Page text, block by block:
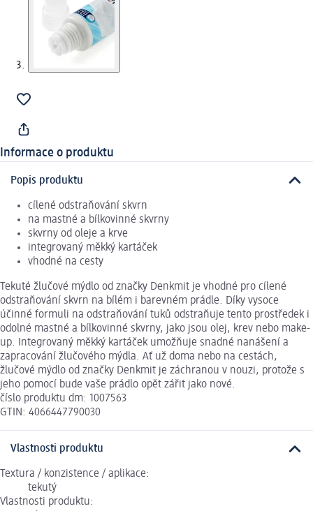
Informace o produktu
Popis produktu
cílené odstraňování skvrn
na mastné a bílkovinné skvrny
skvrny od oleje a krve
integrovaný měkký kartáček
vhodné na cesty
Tekuté žlučové mýdlo od značky Denkmit je vhodné pro cílené
odstraňování skvrn na bílém i barevném prádle. Díky vysoce
účinné formuli na odstraňování tuků odstraňuje tento prostředek i
odolné mastné a bílkovinné skvrny, jako jsou olej, krev nebo make-
up. Integrovaný měkký kartáček umožňuje snadné nanášení a
zapracování žlučového mýdla. Ať už doma nebo na cestách,
žlučové mýdlo od značky Denkmit je záchranou v nouzi, protože s
jeho pomocí bude vaše prádlo opět zářit jako nové.
číslo produktu dm: 1007563
GTIN: 4066447790030
Vlastnosti produktu
Textura / konzistence / aplikace:
tekutý
Vlastnosti produktu: